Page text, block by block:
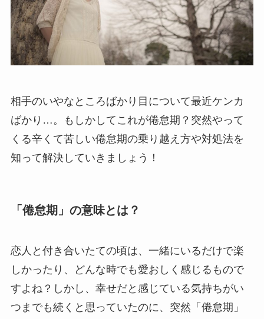
相手のいやなところばかり目について最近ケンカ
ばかり…。もしかしてこれが倦怠期？突然やって
くる辛くて苦しい倦怠期の乗り越え方や対処法を
知って解決していきましょう！
「倦怠期」の意味とは？
恋人と付き合いたての頃は、一緒にいるだけで楽
しかったり、どんな時でも愛おしく感じるもので
すよね？しかし、幸せだと感じている気持ちがい
つまでも続くと思っていたのに、突然「倦怠期」